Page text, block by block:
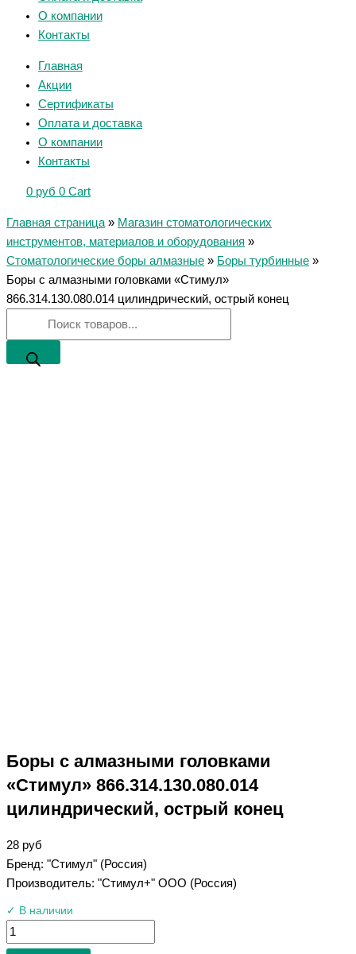
О компании
Контакты
Главная
Акции
Сертификаты
Оплата и доставка
О компании
Контакты
0 руб 0 Cart
Главная страница » Магазин стоматологических
инструментов, материалов и оборудования »
Стоматологические боры алмазные » Боры турбинные »
Боры с алмазными головками «Стимул»
866.314.130.080.014 цилиндрический, острый конец
Боры с алмазными головками
«Стимул» 866.314.130.080.014
цилиндрический, острый конец
28 руб
Бренд: "Стимул" (Россия)
Производитель: "Стимул+" ООО (Россия)
✓ В наличии